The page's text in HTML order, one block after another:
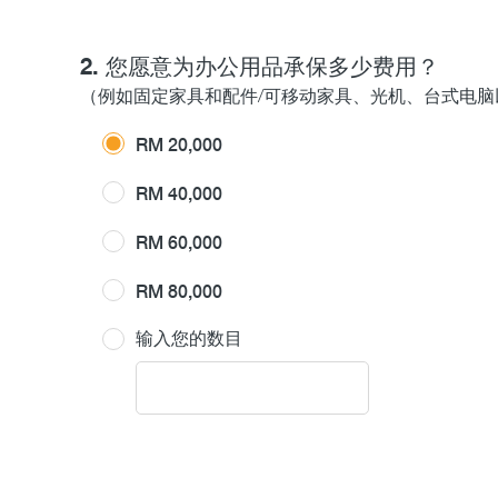
2. 您愿意为办公用品承保多少费用？
（例如固定家具和配件/可移动家具、光机、台式电脑
RM 20,000
RM 40,000
RM 60,000
RM 80,000
输入您的数目